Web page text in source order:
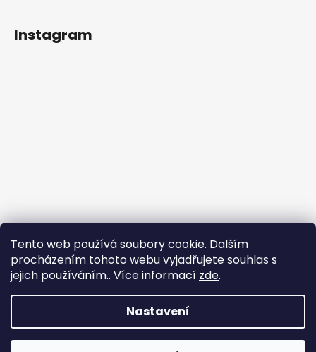
Tento web používá soubory cookie. Dalším
procházením tohoto webu vyjadřujete souhlas s
jejich používáním.. Více informací zde.
Nastavení
Instagram
Copyright 2026nadhernevlasy.cz. Všechna práva